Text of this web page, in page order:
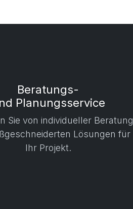
Beratungs-
Planungsservice
Sie von individueller Beratung
Lösungen für
Ihr Projekt.